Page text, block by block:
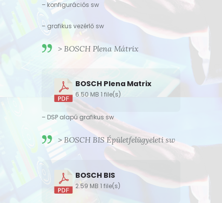
– konfigurációs sw
– grafikus vezérlő sw
> BOSCH Plena Mátrix
BOSCH Plena Matrix
6.50 MB 1 file(s)
– DSP alapú grafikus sw
> BOSCH BIS Épületfelügyeleti sw
BOSCH BIS
2.59 MB 1 file(s)